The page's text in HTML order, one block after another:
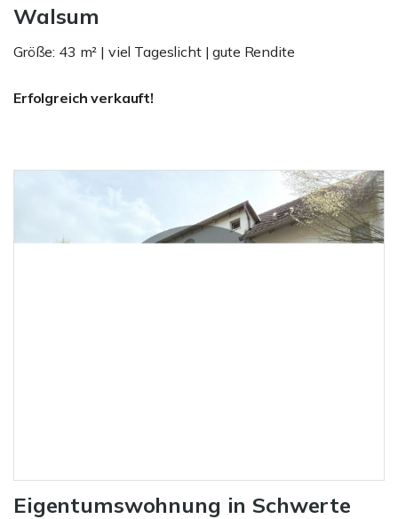
Walsum
Größe: 43 m² | viel Tageslicht | gute Rendite
Erfolgreich verkauft!
Eigentumswohnung in Schwerte